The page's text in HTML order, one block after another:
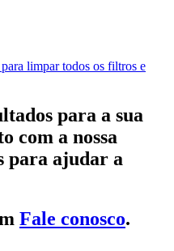
limpar todos os filtros e
para a sua
com a nossa
para ajudar a
Fale conosco.